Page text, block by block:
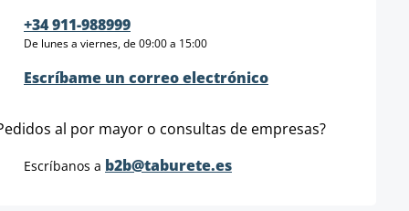
+34 911-988999
De lunes a viernes, de 09:00 a 15:00
Escríbame un correo electrónico
al por mayor o consultas de empresas?
Escríbanos a b2b@taburete.es